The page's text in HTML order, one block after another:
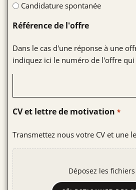
Candidature spontanée
Référence de l'offre
Dans le cas d'une réponse à une
indiquez ici le numéro de l'offre
CV et lettre de motivation *
Transmettez nous votre CV et une
Déposez les